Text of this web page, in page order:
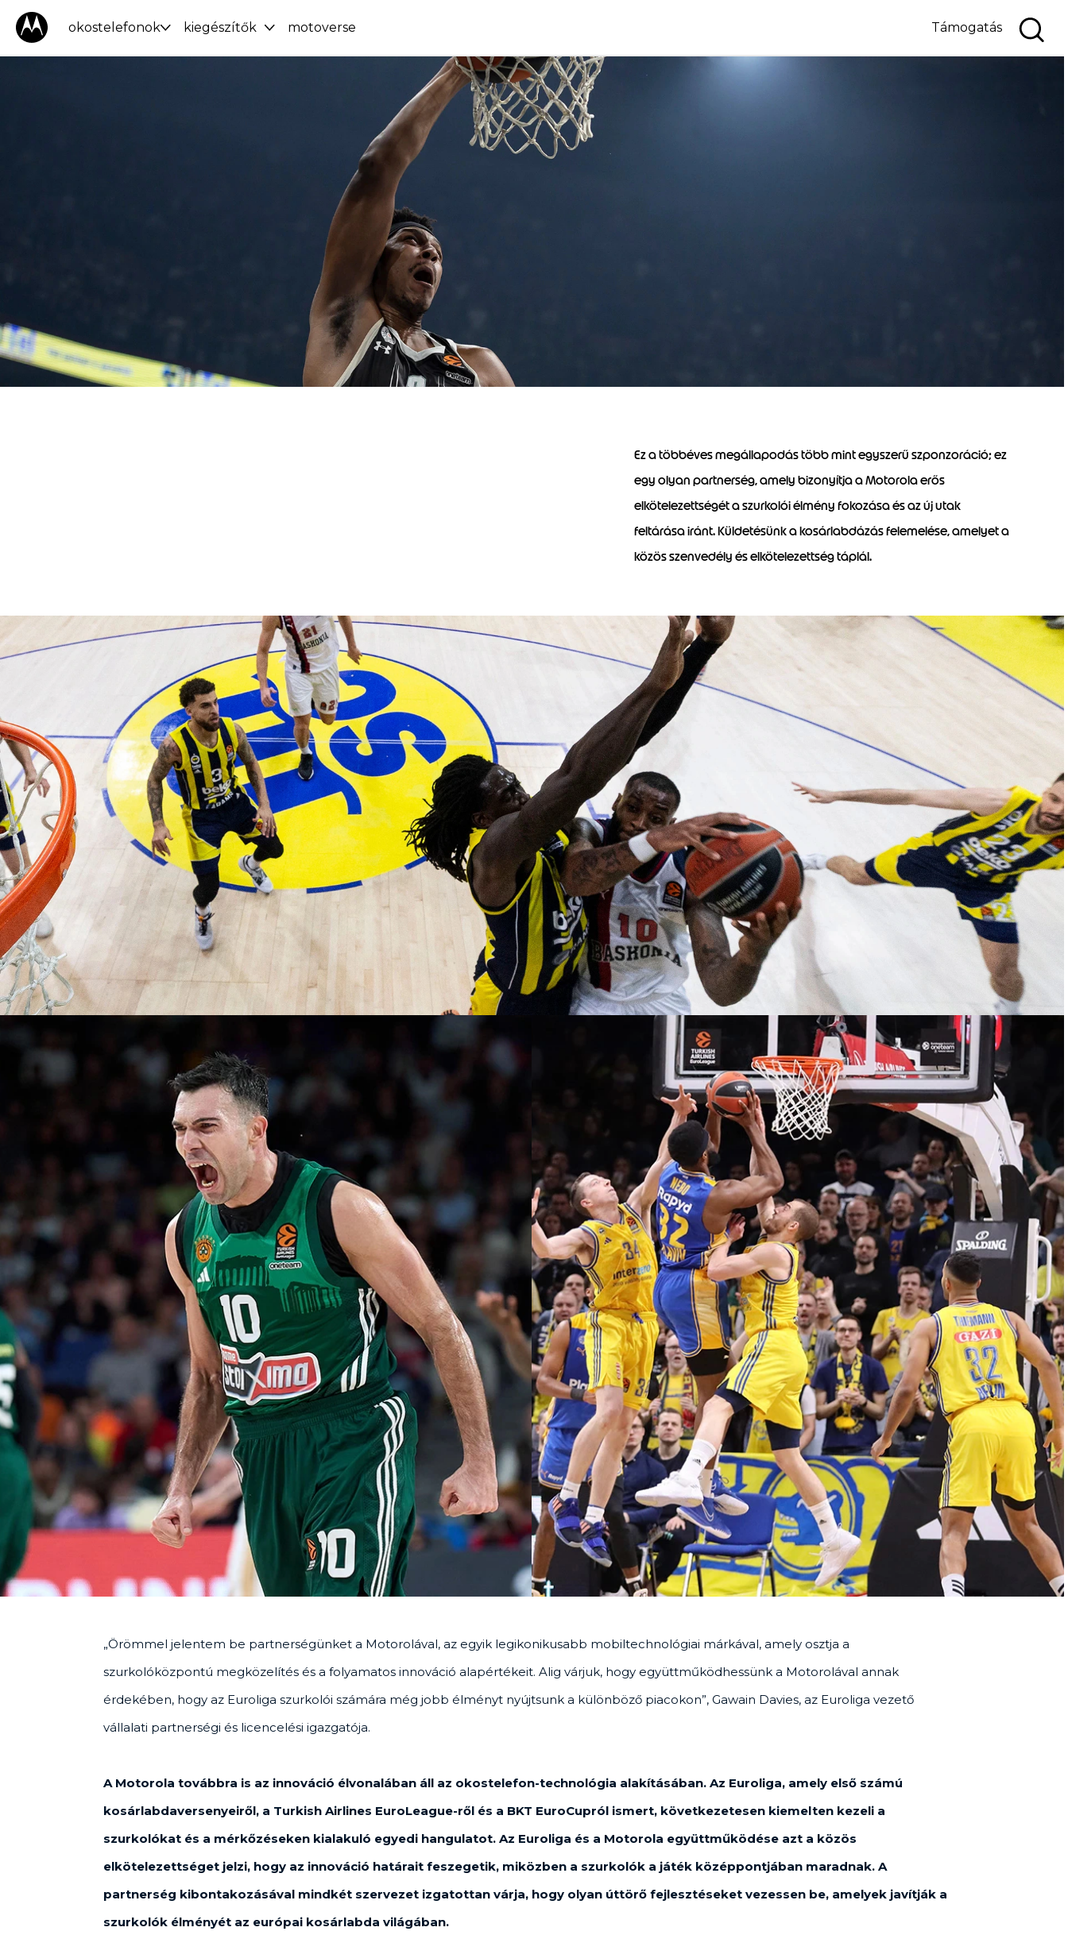
okostelefonok kiegészítők motoverse Támogatás
Ez a többéves megállapodás több mint egyszerű szponzoráció; ez
egy olyan partnerség, amely bizonyítja a Motorola erős
elkötelezettségét a szurkolói élmény fokozása és az új utak
feltárása iránt. Küldetésünk a kosárlabdázás felemelése, amelyet a
közös szenvedély és elkötelezettség táplál.
„Örömmel jelentem be partnerségünket a Motorolával, az egyik legikonikusabb mobiltechnológiai márkával, amely osztja a
szurkolóközpontú megközelítés és a folyamatos innováció alapértékeit. Alig várjuk, hogy együttműködhessünk a Motorolával annak
érdekében, hogy az Euroliga szurkolói számára még jobb élményt nyújtsunk a különböző piacokon”, Gawain Davies, az Euroliga vezető
vállalati partnerségi és licencelési igazgatója.
A Motorola továbbra is az innováció élvonalában áll az okostelefon-technológia alakításában. Az Euroliga, amely első számú
kosárlabdaversenyeiről, a Turkish Airlines EuroLeague-ről és a BKT EuroCupról ismert, következetesen kiemelten kezeli a
szurkolókat és a mérkőzéseken kialakuló egyedi hangulatot. Az Euroliga és a Motorola együttműködése azt a közös
elkötelezettséget jelzi, hogy az innováció határait feszegetik, miközben a szurkolók a játék középpontjában maradnak. A
partnerség kibontakozásával mindkét szervezet izgatottan várja, hogy olyan úttörő fejlesztéseket vezessen be, amelyek javítják a
szurkolók élményét az európai kosárlabda világában.